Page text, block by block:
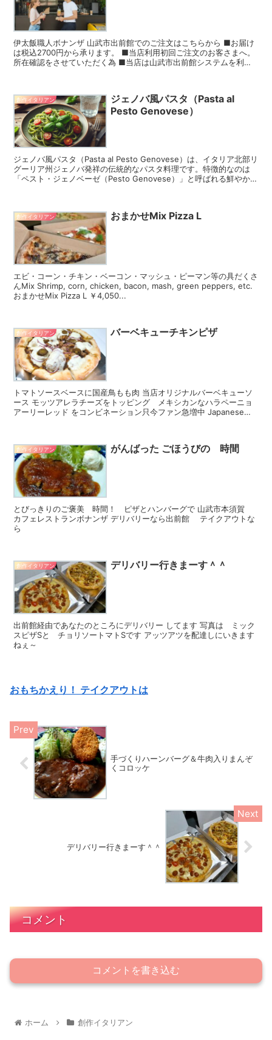
伊太飯職人ボナンザ 山武市出前館でのご注文はこちらから ■お届け
は税込2700円から承ります。 ■当店利用初回ご注文のお客さまへ。
所在確認をさせていただく為 ■当店は山武市出前館システムを利用
創作イタリアン
ジェノバ風パスタ（Pasta al
Pesto Genovese）
ジェノバ風パスタ（Pasta al Pesto Genovese）は、イタリア北部リ
グーリア州ジェノバ発祥の伝統的なパスタ料理です。特徴的なのは
「ペスト・ジェノベーゼ（Pesto Genovese）」と呼ばれる鮮やかな
創作イタリアン おまかせMix Pizza L
エビ・コーン・チキン・ベーコン・マッシュ・ピーマン等の具だくさ
んMix Shrimp, corn, chicken, bacon, mash, green peppers, etc.
おまかせMix Pizza L ￥4,050...
創作イタリアン バーベキューチキンピザ
トマトソースベースに国産鳥もも肉 当店オリジナルバーベキューソ
ース モッツアレラチーズをトッピング メキシカンなハラペーニョ
アーリーレッド をコンビネーション只今ファン急増中 Japanese
創作イタリアン がんばった ごほうびの 時間
とびっきりのご褒美 時間！ ピザとハンバーグで 山武市本須賀
カフェレストランボナンザ デリバリーなら出前館 テイクアウトな
ら
創作イタリアン デリバリー行きまーす＾＾
出前館経由であなたのところにデリバリー してます 写真は ミック
スピザSと チョリソートマトSです アッツアツを配達しにいきます
ねぇ～
おもちかえり！ テイクアウトは
手づくりハーンバーグ＆牛肉入りまんぞ
くコロッケ
デリバリー行きまーす＾＾
コメント
コメントを書き込む
ホーム 創作イタリアン